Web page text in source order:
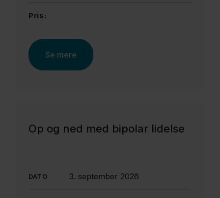
Pris:
Se mere
Op og ned med bipolar lidelse
DATO 3. september 2026